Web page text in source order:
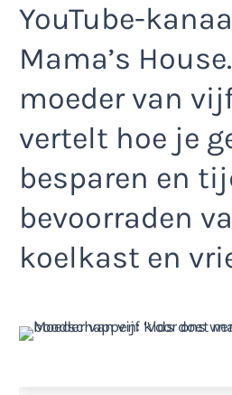
YouTube-
Mama’s
moeder van
vertelt hoe je
besparen en
bevoorraden
koelkast en